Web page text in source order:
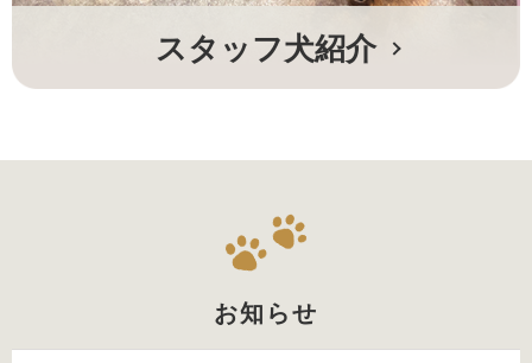
スタッフ犬紹介
お知らせ